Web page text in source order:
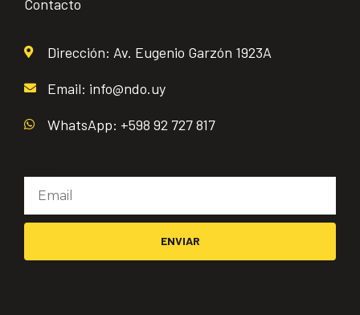
Contacto
Dirección: Av. Eugenio Garzón 1923A
Email: info@ndo.uy
WhatsApp: +598 92 727 817
ENVIAR